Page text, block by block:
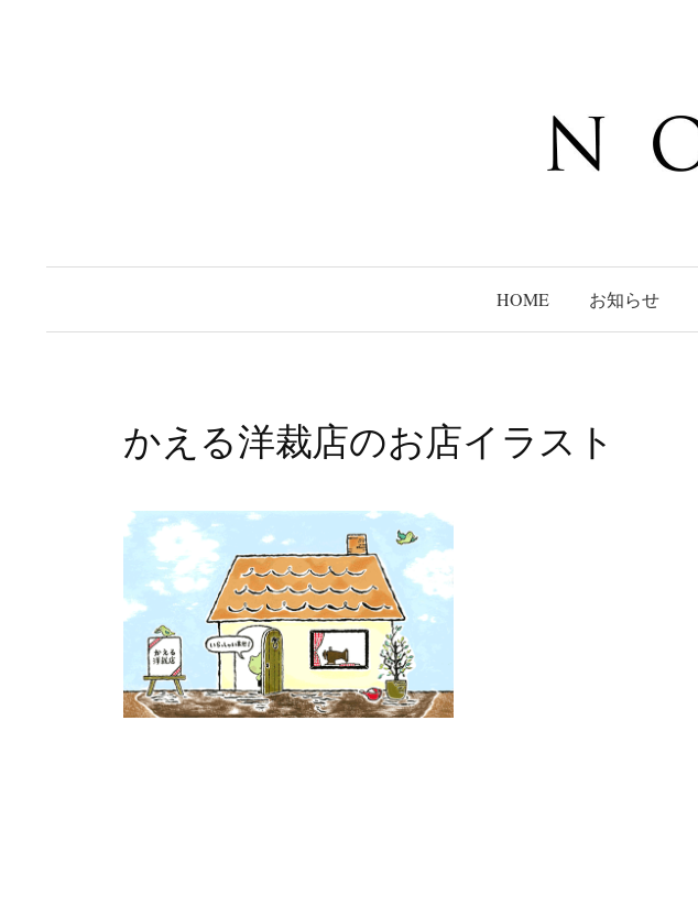
ッ
HOME お知らせ
かえる洋裁店のお店イラスト